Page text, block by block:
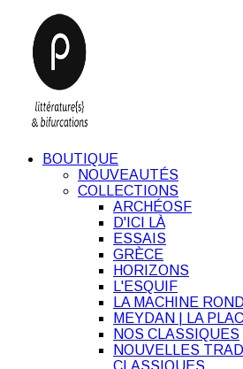
BOUTIQUE
NOUVEAUTÉS
COLLECTIONS
ARCHÉOSF
D'ICI LÀ
ESSAIS
GRÈCE
HORIZONS
L'ESQUIF
LA MACHINE
MEYDAN | LA
NOS CLASSIQUES
NOUVELLES
CLASSIQUES